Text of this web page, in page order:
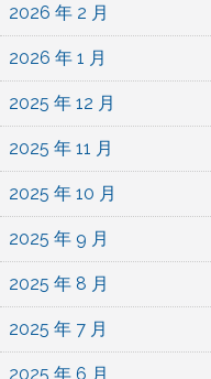
2026 年 2 月
2026 年 1 月
2025 年 12 月
2025 年 11 月
2025 年 10 月
2025 年 9 月
2025 年 8 月
2025 年 7 月
2025 年 6 月